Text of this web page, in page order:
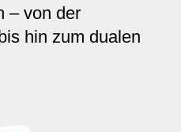
– von der
hin zum dualen